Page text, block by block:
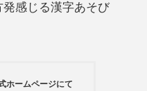
発感じる漢字あそび
ホームページにて